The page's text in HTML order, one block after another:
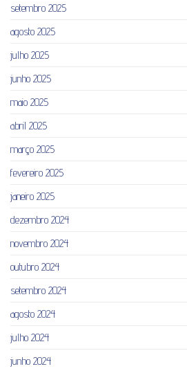
setembro 2025
agosto 2025
julho 2025
junho 2025
maio 2025
abril 2025
março 2025
fevereiro 2025
janeiro 2025
dezembro 2024
novembro 2024
outubro 2024
setembro 2024
agosto 2024
julho 2024
junho 2024